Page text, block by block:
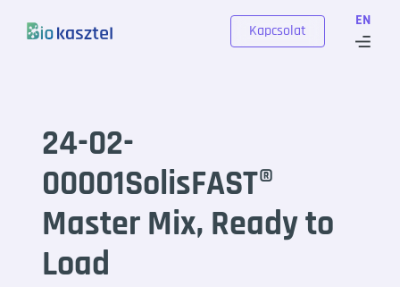
EN
Kapcsolat
24-02-
00001SolisFAST®
Master Mix, Ready to
Load